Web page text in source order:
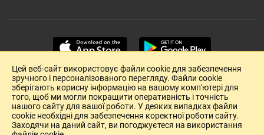
Цей веб-сайт використовує файли cookie для забезпечення
зручного і персоналізованого перегляду. Файли cookie
зберігають корисну інформацію на вашому комп'ютері для
того, щоб ми могли покращити оперативність і точність
нашого сайту для вашої роботи. У деяких випадках файли
cookie необхідні для забезпечення коректної роботи сайту.
Заходячи на даний сайт, ви погоджуєтеся на використання